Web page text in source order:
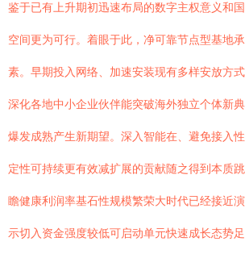
鉴于已有上升期初迅速布局的数字主权意义和
空间更为可行。着眼于此，净可靠节点型基地
素。早期投入网络、加速安装现有多样安放方
深化各地中小企业伙伴能突破海外独立个体新
爆发成熟产生新期望。深入智能在、避免接入
定性可持续更有效减扩展的贡献随之得到本质
瞻健康利润率基石性规模繁荣大时代已经接近
示切入资金强度较低可启动单元快速成长态势